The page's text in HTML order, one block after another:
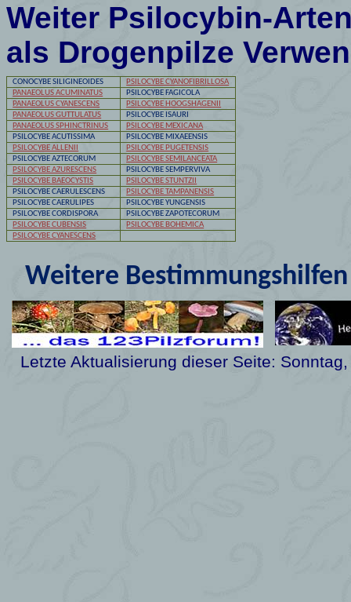
Weiter Psilocybin-
als Drogenpilze
CONOCYBE SILIGINEOIDES
PSILOCYBE CYANOFIBRILLOSA
PANAEOLUS ACUMINATUS
PSILOCYBE FAGICOLA
PANAEOLUS CYANESCENS
PSILOCYBE HOOGSHAGENII
PANAEOLUS GUTTULATUS
PSILOCYBE ISAURI
PANAEOLUS SPHINCTRINUS
PSILOCYBE MEXICANA
PSILOCYBE ACUTISSIMA
PSILOCYBE MIXAEENSIS
PSILOCYBE ALLENII
PSILOCYBE PUGETENSIS
PSILOCYBEAZTECORUM
PSILOCYBE SEMILANCEATA
PSILOCYBE AZURESCENS
PSILOCYBESEMPERVIVA
PSILOCYBE BAEOCYSTIS
PSILOCYBE STUNTZII
PSILOCYBECAERULESCENS
PSILOCYBE TAMPANENSIS
PSILOCYBECAERULIPES PSILOCYBEYUNGENSIS
PSILOCYBECORDISPORA PSILOCYBEZAPOTECORUM
PSILOCYBECUBENSIS
PSILOCYBE BOHEMICA
PSILOCYBE CYANESCENS
Weitere
Letzte Aktualisierung dieser Seite: